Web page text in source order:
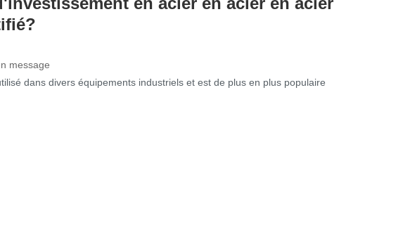
message
dans divers équipements industriels et est de plus en plus populaire